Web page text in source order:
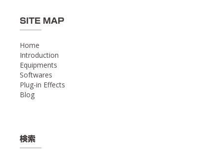
SITE MAP
Home
Introduction
Equipments
Softwares
Plug-in Effects
Blog
検索